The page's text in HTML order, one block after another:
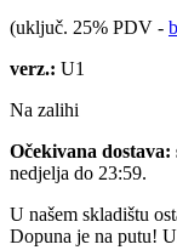
(uključ. 25% PDV -
verz.: U1
Na zalihi
Očekivana
nedjelja do 23:59.
U našem skladištu
Dopuna je na putu!